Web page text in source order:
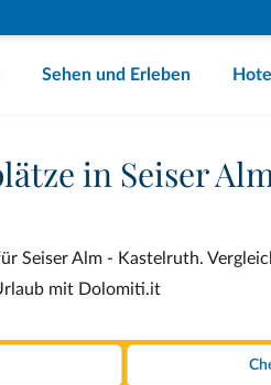
Sehen und Erleben
in Seiser
Seiser Alm - Kastelruth.
mit Dolomiti.it